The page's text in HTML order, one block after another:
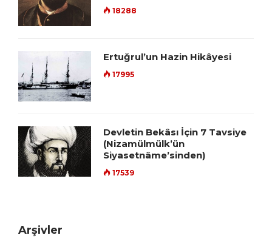
18288
Ertuğrul’un Hazin Hikâyesi
17995
Devletin Bekâsı İçin 7 Tavsiye
(Nizamülmülk’ün
Siyasetnâme’sinden)
17539
Arşivler